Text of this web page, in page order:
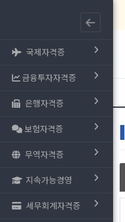
국제자격증
금융투자자격증
은행자격증
보험자격증
무역자격증
지속가능경영
세무회계자격증